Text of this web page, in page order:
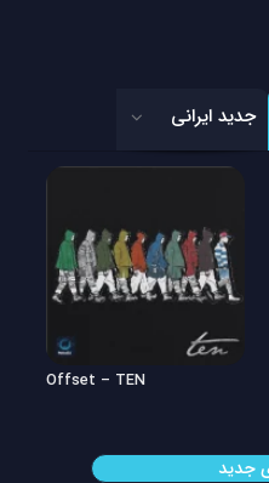
جدید ایرانی
Offset – TEN
جدید